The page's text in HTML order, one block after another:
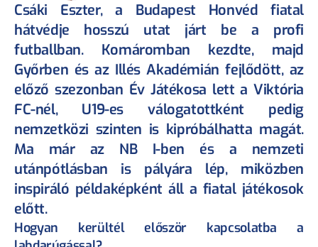
Csáki Eszter, a Budapest Honvéd fiatal
hátvédje hosszú utat járt be a profi
futballban. Komáromban kezdte, majd
Győrben és az Illés Akadémián fejlődött, az
előző szezonban Év Játékosa lett a Viktória
FC-nél, U19-es válogatottként pedig
nemzetközi szinten is kipróbálhatta magát.
Ma már az NB I-ben és a nemzeti
utánpótlásban is pályára lép, miközben
inspiráló példaképként áll a fiatal játékosok
előtt.
Hogyan kerültél először kapcsolatba a